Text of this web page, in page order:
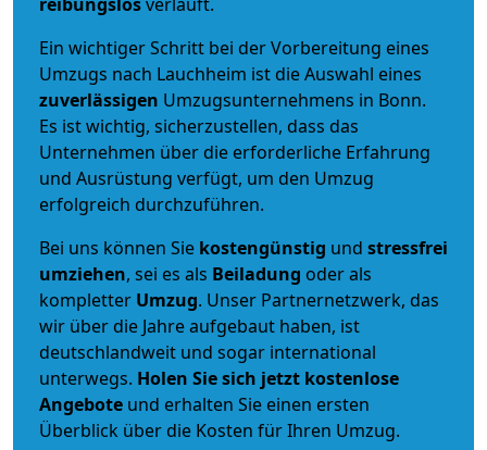
Ein wichtiger Schritt bei der Vorbereitung eines
Umzugs nach Lauchheim ist die Auswahl eines
zuverlässigen Umzugsunternehmens in Bonn.
Es ist wichtig, sicherzustellen, dass das
Unternehmen über die erforderliche Erfahrung
und Ausrüstung verfügt, um den Umzug
erfolgreich durchzuführen.
Bei uns können Sie kostengünstig und stressfrei
umziehen, sei es als Beiladung oder als
kompletter Umzug. Unser Partnernetzwerk, das
wir über die Jahre aufgebaut haben, ist
deutschlandweit und sogar international
unterwegs. Holen Sie sich jetzt kostenlose
Angebote und erhalten Sie einen ersten
Überblick über die Kosten für Ihren Umzug.